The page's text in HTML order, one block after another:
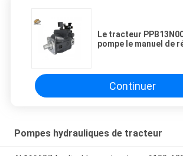
Le tracteur
pompe le manuel de
Continuer
Pompes hydrauliques de tracteur